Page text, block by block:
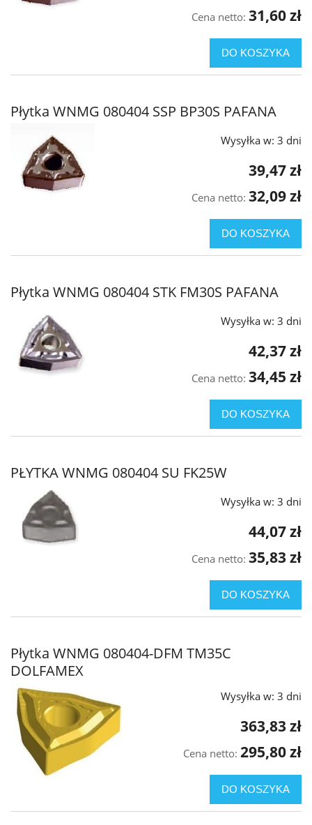
Cena netto: 31,60 zł
DO KOSZYKA
Płytka WNMG 080404 SSP BP30S PAFANA
Wysyłka w: 3 dni
39,47 zł
Cena netto: 32,09 zł
DO KOSZYKA
Płytka WNMG 080404 STK FM30S PAFANA
Wysyłka w: 3 dni
42,37 zł
Cena netto: 34,45 zł
DO KOSZYKA
PŁYTKA WNMG 080404 SU FK25W
Wysyłka w: 3 dni
44,07 zł
Cena netto: 35,83 zł
DO KOSZYKA
Płytka WNMG 080404-DFM TM35C
DOLFAMEX
Wysyłka w: 3 dni
363,83 zł
Cena netto: 295,80 zł
DO KOSZYKA